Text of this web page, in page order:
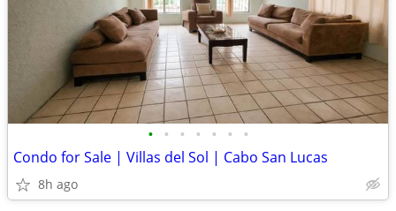
• • • • • • •
Condo for Sale | Villas del Sol | Cabo San Lucas
8h ago